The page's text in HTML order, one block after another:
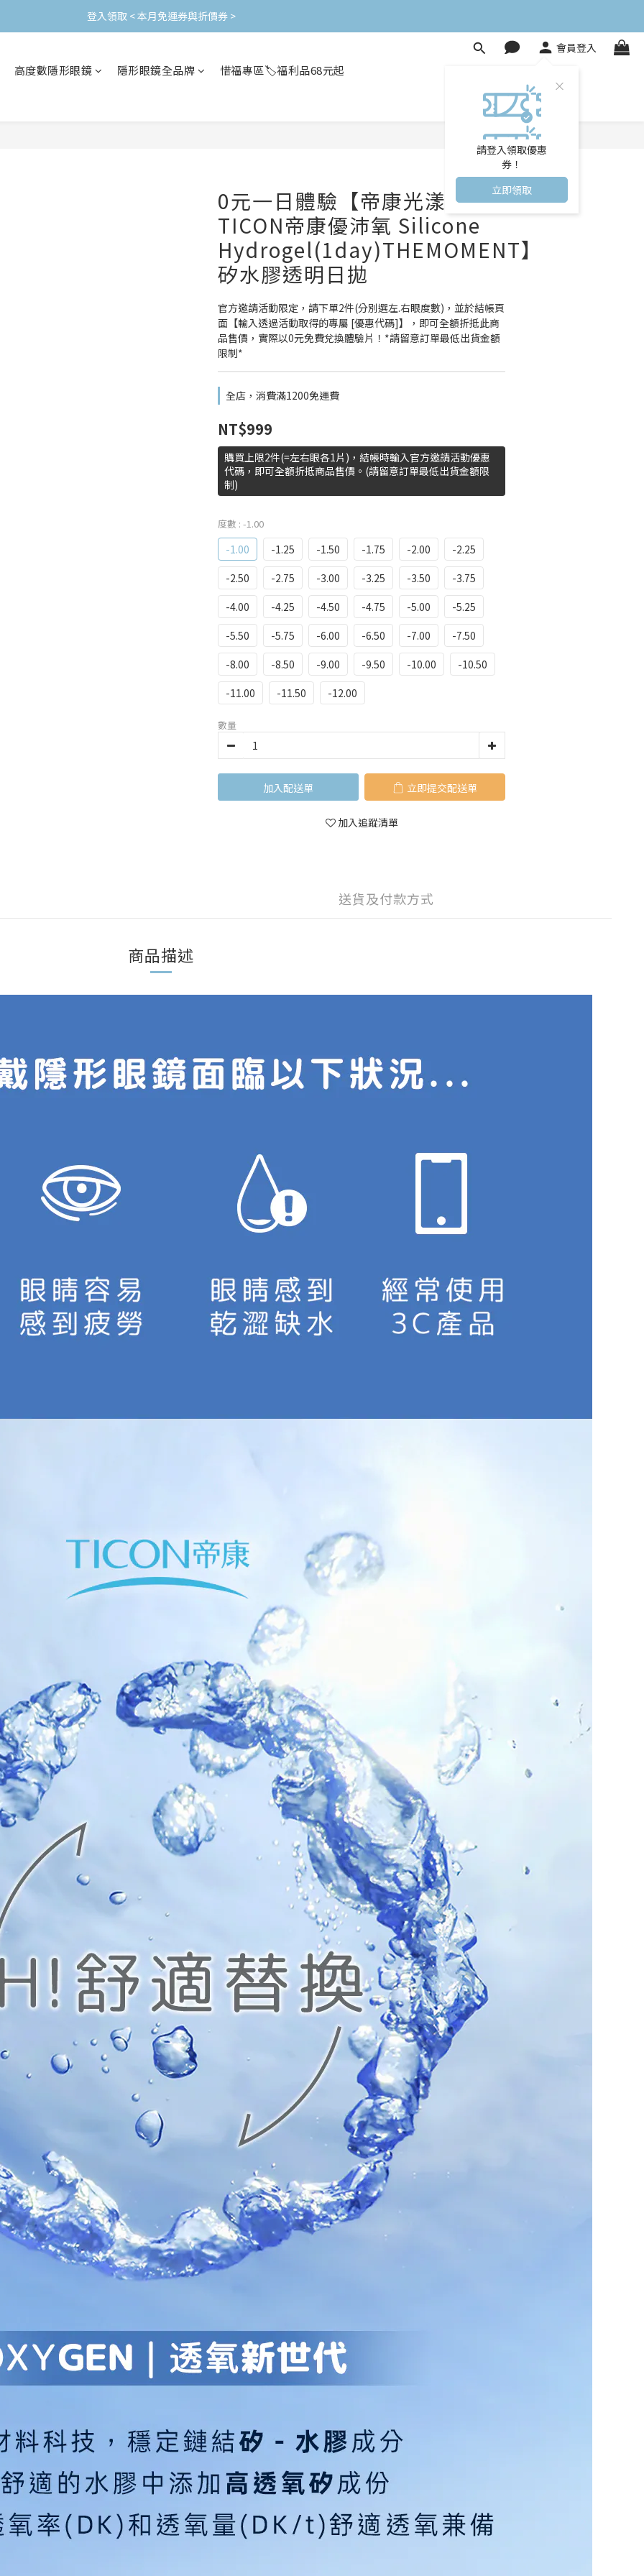
加入會員立即領$200購物金(效期30天) | 可與LINE新好友$50疊加使用
登入領取 < 本月免運券與折價券 >
會員登入
請登入領取優惠
券！
立即領取
高度數隱形眼鏡 隱形眼鏡全品牌 惜福專區🏷️福利品68元起
0元一日體驗【帝康光漾瞬間
TICON帝康優沛氧 Silicone
Hydrogel(1day)THEMOMENT】
矽水膠透明日拋
官方邀請活動限定，請下單2件(分別選左.右眼度數)，並於結帳頁
面【輸入透過活動取得的專屬 [優惠代碼]】，即可全額折抵此商
品售價，實際以0元免費兌換體驗片！*請留意訂單最低出貨金額
限制*
全店，消費滿1200免運費
NT$999
購買上限2件(=左右眼各1片)，結帳時輸入官方邀請活動優惠
代碼，即可全額折抵商品售價。(請留意訂單最低出貨金額限
制)
度數 : -1.00
-1.00 -1.25 -1.50 -1.75 -2.00
-2.25
-2.50
-2.75 -3.00 -3.25 -3.50
-3.75
-4.00
-4.25 -4.50 -4.75 -5.00
-5.25
-5.50
-5.75 -6.00 -6.50 -7.00
-7.50
-8.00
-8.50 -9.00 -9.50 -10.00
-10.50
-11.00
-11.50 -12.00
數量
現在預購 立即購買
加入追蹤清單
送貨及付款方式
商品描述
立即購買